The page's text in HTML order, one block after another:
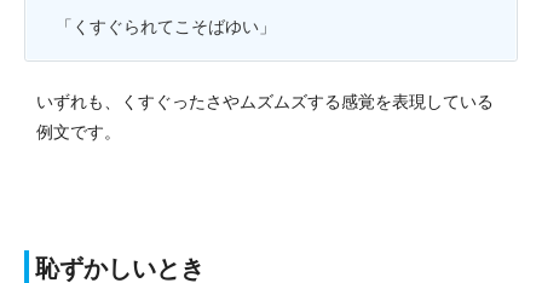
「くすぐられてこそばゆい」
いずれも、くすぐったさやムズムズする感覚を表現している
例文です。
恥ずかしいとき